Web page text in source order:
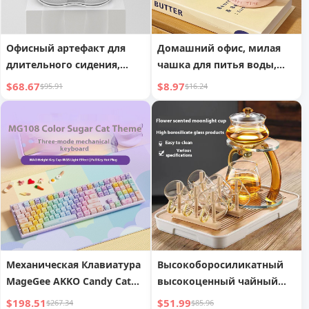
Офисный артефакт для
длительного сидения,
поддержка бедер и талии,
подушка в виде лепестка
$68.67$95.91
Домашний офис, милая
чашка для питья воды,
утро
$8.97$16.24
Механическая Клавиатура
MageGee AKKO Candy Cat
Theme, Трехрежимная
$198.51$267.34
Высокоборосиликатный
высокоценный чайный
набор, чашка для чая Гун
$51.99$85.96